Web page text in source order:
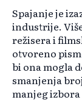
Spajanje je
industrije.
režisera i
otvoreno
bi ona mogla
smanjenja
manjeg